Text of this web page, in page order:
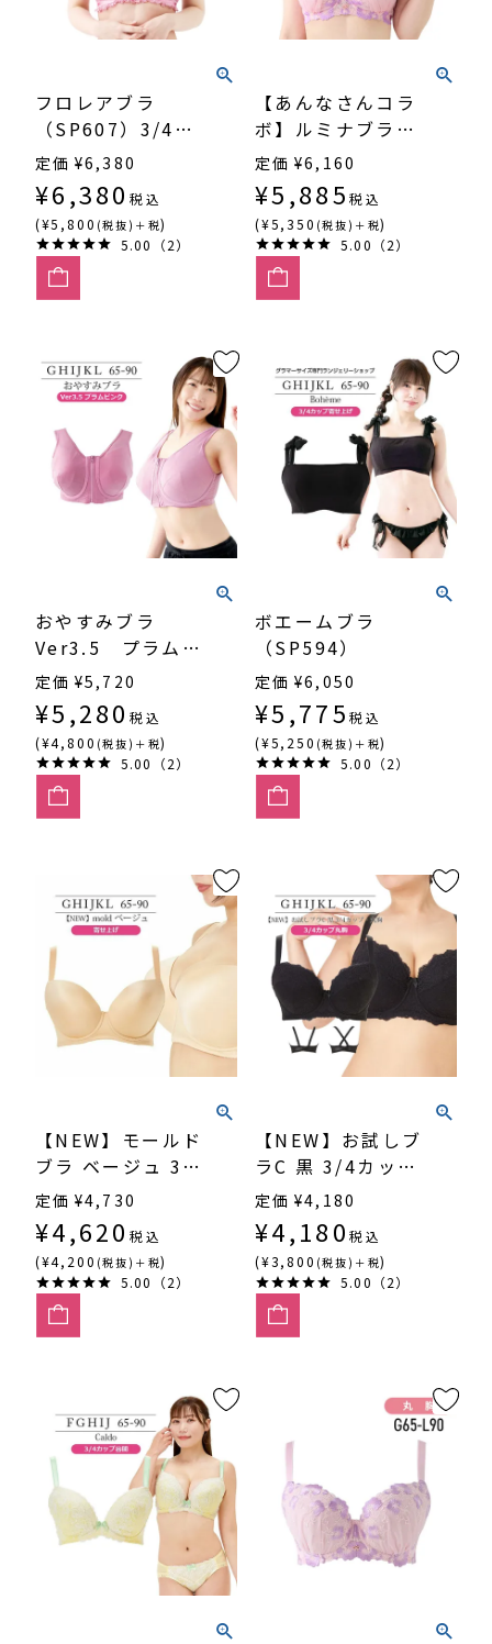
フロレアブラ
（SP607）3/4カ
ップ寄せ上げ
定価 ¥6,380
¥6,380 税込
(¥5,800 (税抜)＋税)
5.00（2）
【あんなさんコラ
ボ】ルミナブラ
（SP600FN）3/4
カップ寄せ上げ
定価 ¥6,160
¥5,885 税込
(¥5,350 (税抜)＋税)
5.00（2）
おやすみブラ
Ver3.5 プラムピ
ンク（SP338）
定価 ¥5,720
¥5,280 税込
(¥4,800 (税抜)＋税)
5.00（2）
ボエームブラ
（SP594）
定価 ¥6,050
¥5,775 税込
(¥5,250 (税抜)＋税)
5.00（2）
【NEW】モールド
ブラ ベージュ 3/4
カップ・寄せ上げ
（SP-552）
定価 ¥4,730
¥4,620 税込
(¥4,200 (税抜)＋税)
5.00（2）
【NEW】お試しブ
ラC 黒 3/4カッ
プ・丸胸
（SP546）
定価 ¥4,180
¥4,180 税込
(¥3,800 (税抜)＋税)
5.00（2）